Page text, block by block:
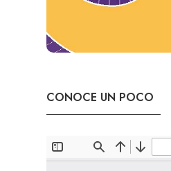
CONOCE UN POCO